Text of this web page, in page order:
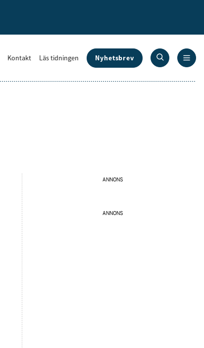
Kontakt Läs tidningen Nyhetsbrev
ANNONS
ANNONS